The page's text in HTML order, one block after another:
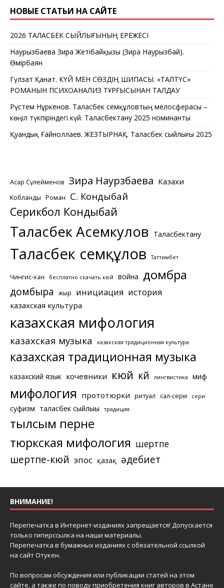
НОВЫЕ СТАТЬИ НА САЙТЕ
2026 ТАЛАСБЕК СЫЙЛЫҒЫНЫҢ ЕРЕЖЕСІ
Наурызбаева Зира Жетібайқызы (Зира Наурызбай).
Өмірбаян
Гүлзат Қанат. КҮЙ МЕН СӨЗДІҢ ШИПАСЫ. «ТАЛТҮС»
РОМАНЫН ПСИХОАНАЛИЗ ТҰРҒЫСЫНАН ТАЛДАУ
Рүстем Нұркенов. Таласбек Әсемқұловтың мелосферасы –
көңіл түкпіріндегі күй. Таласбектану 2025 номинанты
Қуандық Ғайноллаев. ЖЕЗТЫРНАҚ. Таласбек сыйлығы 2025
Асқар Сүлейменов Зира Наурзбаева Казахи
Кобланды Роман С. Кондыбай
Серикбол Кондыбай
Таласбек Асемкулов Таласбектану
Таласбек Әсемқұлов Таттимбет
Чингис-хан бесплатно скачать кюй война домбра
домбыра жыр инициация история
казахская культура
казахская мифология
казахская музыка казахская традиционная культура
казахская традиционная музыка
казахский язык кочевники кюй күй лингвистика миф
мифология прототюрки ритуал сал-сери сери
суфизм таласбек сыйлығы традиция.
тылсым перне
тюркская мифология шертпе
шертпе-кюй эпос қазақ әдебиет
ВНИМАНИЕ!
Перепечатка в Интернет-изданиях запрещается! Допускается
только гиперссылка на наши материалы.
Перепечатка в бумажных изданиях с обязательной ссылкой
на сайт Отукен.
По вопросам обсуждения или публикации статей на этом
сайте, а также по поводу приобретения книг авторов в Астане